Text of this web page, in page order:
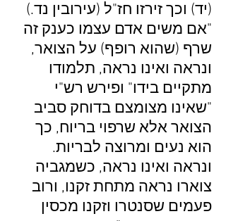
(יד) וכך זירזו חז"ל (עירובין נד.)
"אם משים אדם עצמו כענק זה
שרף (שהוא רופף) על הצואר,
ונראה ואינו נראה, תלמודו
מתקיים בידו" ופירש רש"י
"שאינו מצומצם בדוחק סביב
הצואר אלא שרפוי בריוח, כך
הוא נעים ומרוצה לבריות.
ונראה ואינו נראה, כשמגביה
צוארו נראה מתחת זקנו, ורוב
פעמים שסנטרו וזקנו מכסין